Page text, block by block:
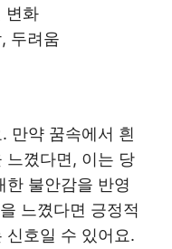
변화
두려움
만약 꿈속에서 흰
느꼈다면, 이는 당
한 불안감을 반영
느꼈다면 긍정적
신호일 수 있어요.